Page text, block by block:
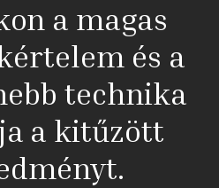
a magas
és a
technika
a kitűzött